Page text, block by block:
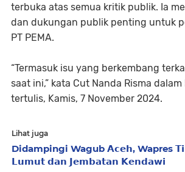
terbuka atas semua kritik publik. Ia
dan dukungan publik penting untuk
PT PEMA.
“Termasuk isu yang berkembang
saat ini,” kata Cut Nanda Risma
tertulis, Kamis, 7 November 2024.
Lihat juga
Didampingi Wagub 𝗔𝗰𝗲𝗵, Wapres
𝗟𝘂𝗺𝘂𝘁 𝗱𝗮𝗻 𝗝𝗲𝗺𝗯𝗮𝘁𝗮𝗻 𝗞𝗲𝗻𝗱𝗮𝘄𝗶